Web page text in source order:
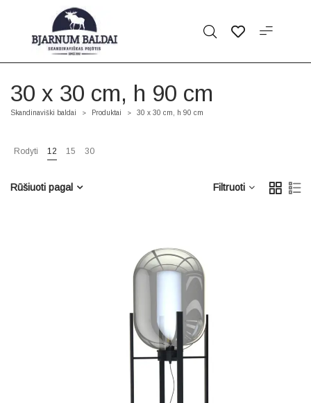
30 x 30 cm, h 90 cm
Skandinaviški baldai > Produktai > 30 x 30 cm, h 90 cm
Rodyti 12 15 30
Filtruoti
Rūšiuoti pagal